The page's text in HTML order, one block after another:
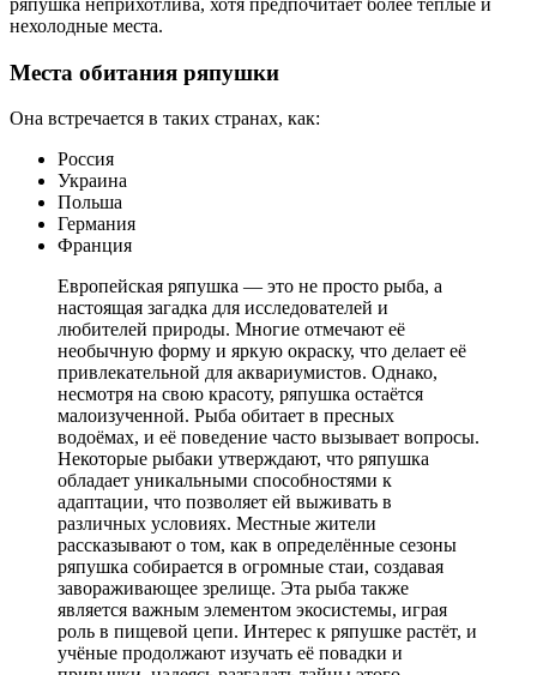
ряпушка неприхотлива, хотя предпочитает более теплые и
нехолодные места.
Места обитания ряпушки
Она встречается в таких странах, как:
Россия
Украина
Польша
Германия
Франция
Европейская ряпушка — это не просто рыба, а
настоящая загадка для исследователей и
любителей природы. Многие отмечают её
необычную форму и яркую окраску, что делает её
привлекательной для аквариумистов. Однако,
несмотря на свою красоту, ряпушка остаётся
малоизученной. Рыба обитает в пресных
водоёмах, и её поведение часто вызывает вопросы.
Некоторые рыбаки утверждают, что ряпушка
обладает уникальными способностями к
адаптации, что позволяет ей выживать в
различных условиях. Местные жители
рассказывают о том, как в определённые сезоны
ряпушка собирается в огромные стаи, создавая
завораживающее зрелище. Эта рыба также
является важным элементом экосистемы, играя
роль в пищевой цепи. Интерес к ряпушке растёт, и
учёные продолжают изучать её повадки и